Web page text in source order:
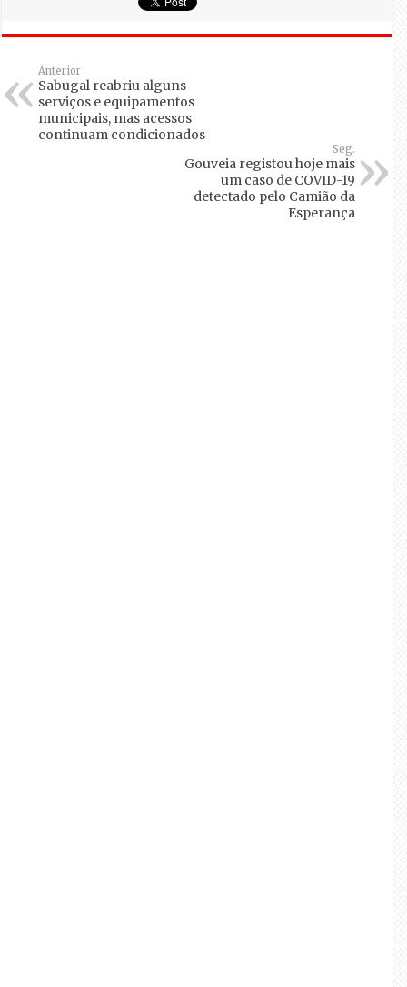
Anterior
Sabugal reabriu alguns
serviços e equipamentos
municipais, mas acessos
continuam condicionados
Seg.
Gouveia registou hoje mais
um caso de COVID-19
detectado pelo Camião da
Esperança